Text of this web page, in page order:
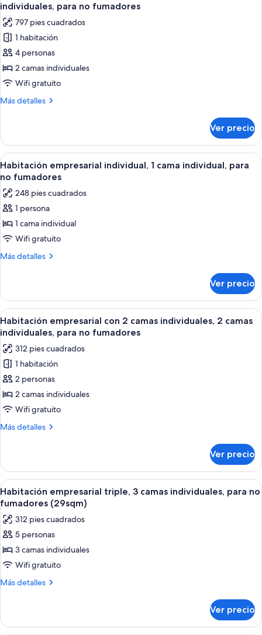
no
(58sqm)
las
fotos
de
Habitación
de
lujo
con
individuales,
camas
individuales,
para
no
fumadores
individuales, para no fumadores
797 pies cuadrados
1 habitación
4 personas
2 camas individuales
Wifi gratuito
Más detalles
Más
de
lujo
con
2
individuales,
2
camas
individuales,
para
fumadores
Ver precio
Abrir
todas
las
fotos
de
Habitación
empresarial
individual,
individual,
para
no
fumadores
Habitación de hotel con una cama
9
Habitación empresarial individual, 1 cama individual, para
no fumadores
248 pies cuadrados
1 persona
1 cama individual
Wifi gratuito
Más detalles
Más
empresarial
individual,
1
cama
para
no
fumadores
Ver precio
Abrir
todas
las
fotos
de
Habitación
empresarial
con
2
2
camas
individuales,
para
no
fumadores
Una habitación de hotel con dos
9
Habitación empresarial con 2 camas individuales, 2 camas
individuales, para no fumadores
312 pies cuadrados
1 habitación
2 personas
2 camas individuales
Wifi gratuito
Más detalles
Más
empresarial
con
2
camas
2
camas
individuales,
para
no
Ver precio
Abrir
todas
las
fotos
de
Habitación
empresarial
triple,
individuales,
Una habitación de hotel con dos
9
Habitación empresarial triple, 3 camas individuales, para no
fumadores (29sqm)
312 pies cuadrados
5 personas
3 camas individuales
Wifi gratuito
Más detalles
Más
empresarial
Ver precio